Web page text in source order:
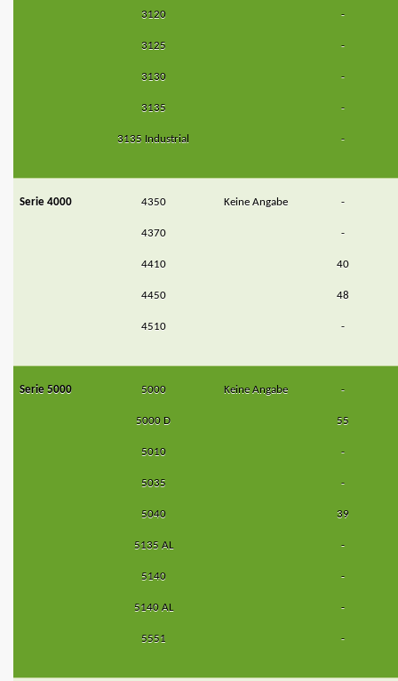
3120
3125
3130
3135
3135 Industrial
-
-
-
-
-
Serie 4000 4350
4370
4410
4450
4510
Keine Angabe -
-
40
48
-
Serie 5000 5000
5000 D
5010
5035
5040
5135 AL
5140
5140 AL
5551
Keine Angabe -
55
-
-
39
-
-
-
-